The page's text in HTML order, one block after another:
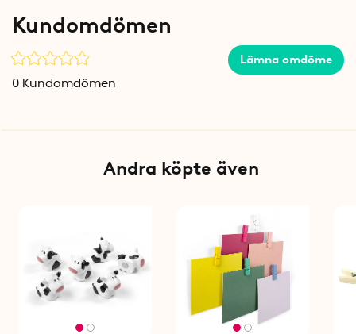
Specifikationer
Material: Neodym, konstharts
Kundomdömen
Lämna omdöme
0 Kundomdömen
Andra köpte även